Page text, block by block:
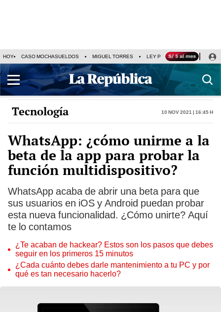
HOY CASO MOCHASUELDOS MIGUEL TORRES LEY PULPÍN PRECIO DEL
Tecnología 10 Nov 2021 | 16:45 h
WhatsApp: ¿cómo unirme a la
beta de la app para probar la
función multidispositivo?
WhatsApp acaba de abrir una beta para que
sus usuarios en iOS y Android puedan probar
esta nueva funcionalidad. ¿Cómo unirte? Aquí
te lo contamos
¿Te acaban de hackear? Estos son los pasos que debes
seguir en los primeros 15 minutos
¿Cada cuánto debes darle mantenimiento a tu PC y por
qué es tan necesario hacerlo?